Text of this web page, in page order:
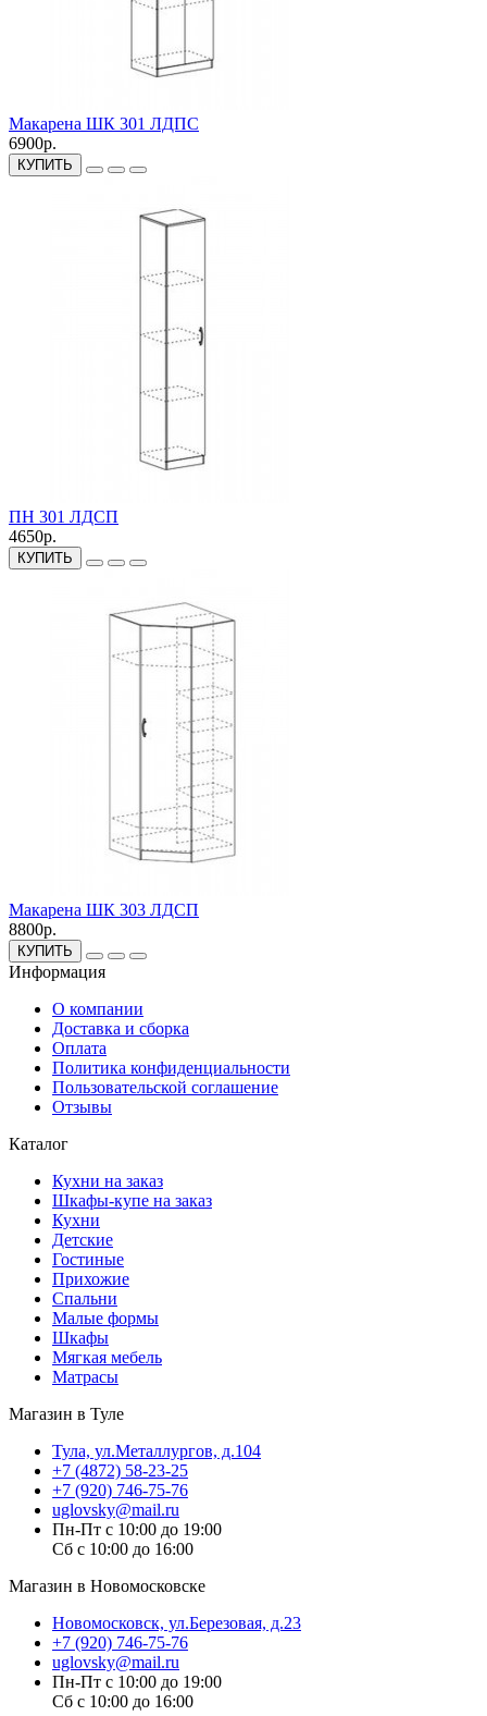
Макарена ШК 301 ЛДПС
6900р.
КУПИТЬ
ПН 301 ЛДСП
4650р.
КУПИТЬ
Макарена ШК 303 ЛДСП
8800р.
КУПИТЬ
Информация
О компании
Доставка и сборка
Оплата
Политика конфиденциальности
Пользовательской соглашение
Отзывы
Каталог
Кухни на заказ
Шкафы-купе на заказ
Кухни
Детские
Гостиные
Прихожие
Спальни
Малые формы
Шкафы
Мягкая мебель
Матрасы
Магазин в Туле
Тула, ул.Металлургов, д.104
+7 (4872) 58-23-25
+7 (920) 746-75-76
uglovsky@mail.ru
Пн-Пт с 10:00 до 19:00
Сб с 10:00 до 16:00
Магазин в Новомосковске
Новомосковск, ул.Березовая, д.23
+7 (920) 746-75-76
uglovsky@mail.ru
Пн-Пт с 10:00 до 19:00
Сб с 10:00 до 16:00